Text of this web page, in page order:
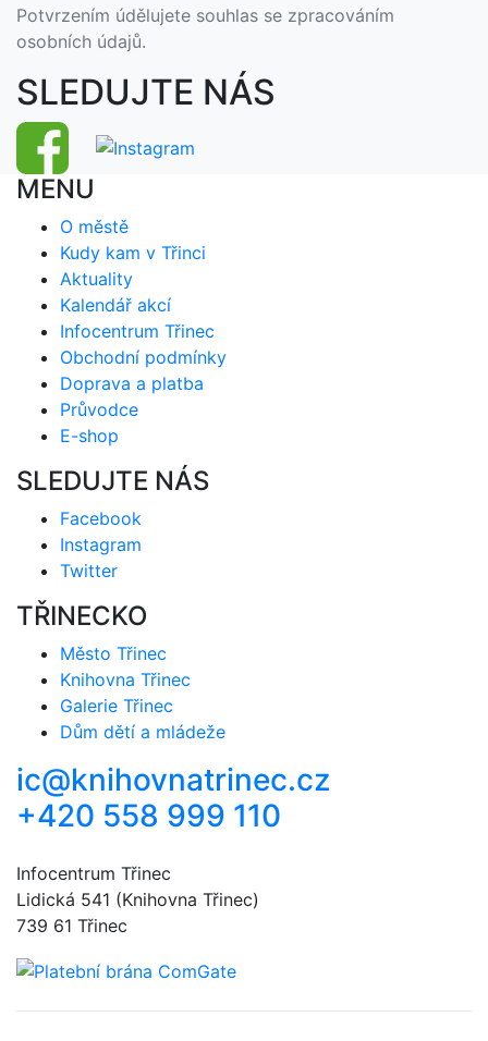
Potvrzením údělujete souhlas se zpracováním
osobních údajů.
SLEDUJTE NÁS
MENU
O městě
Kudy kam v Třinci
Aktuality
Kalendář akcí
Infocentrum Třinec
Obchodní podmínky
Doprava a platba
Průvodce
E-shop
SLEDUJTE NÁS
Facebook
Instagram
Twitter
TŘINECKO
Město Třinec
Knihovna Třinec
Galerie Třinec
Dům dětí a mládeže
ic@knihovnatrinec.cz
+420 558 999 110
Infocentrum Třinec
Lidická 541 (Knihovna Třinec)
739 61 Třinec